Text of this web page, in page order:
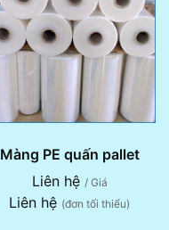
Màng PE quấn pallet
Liên hệ / Giá
Liên hệ (đơn tối thiểu)